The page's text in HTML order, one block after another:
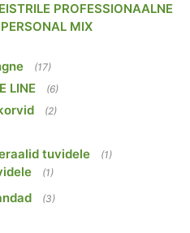
PROFESSIONAALNE
MIX
(17)
LINE (6)
(2)
tuvidele (1)
(1)
(3)